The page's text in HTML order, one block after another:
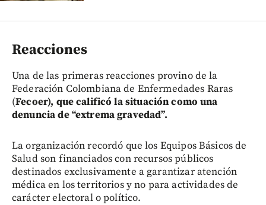
Reacciones
Una de las primeras reacciones provino de la
Federación Colombiana de Enfermedades Raras
(Fecoer), que calificó la situación como una
denuncia de “extrema gravedad”.
La organización recordó que los Equipos Básicos de
Salud son financiados con recursos públicos
destinados exclusivamente a garantizar atención
médica en los territorios y no para actividades de
carácter electoral o político.